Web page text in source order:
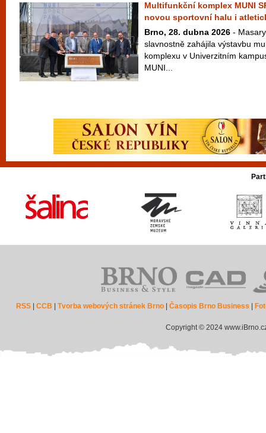
Multifunkční komplex MUNI
novou sportovní halu i
Brno, 28. dubna 2026 -
slavnostně zahájila výstavbu
komplexu v Univerzitním
MUNI...
RSS |CCB |Tvorba webových stránek Brno |Časopis Brno Business
Copyright © 2024